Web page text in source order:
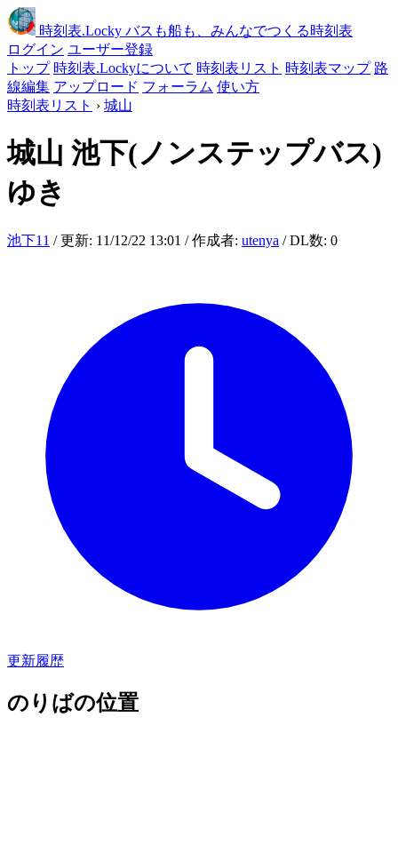
時刻表.Locky バスも船も、みんなでつくる時刻表
ログイン ユーザー登録
トップ 時刻表.Lockyについて 時刻表リスト 時刻表マップ 路
線編集 アップロード フォーラム 使い方
時刻表リスト › 城山
城山 池下(ノンステップバス)
ゆき
池下11 / 更新: 11/12/22 13:01 / 作成者: utenya / DL数: 0
更新履歴
のりばの位置